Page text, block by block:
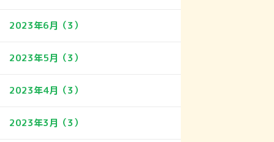
2023年6月（3）
2023年5月（3）
2023年4月（3）
2023年3月（3）